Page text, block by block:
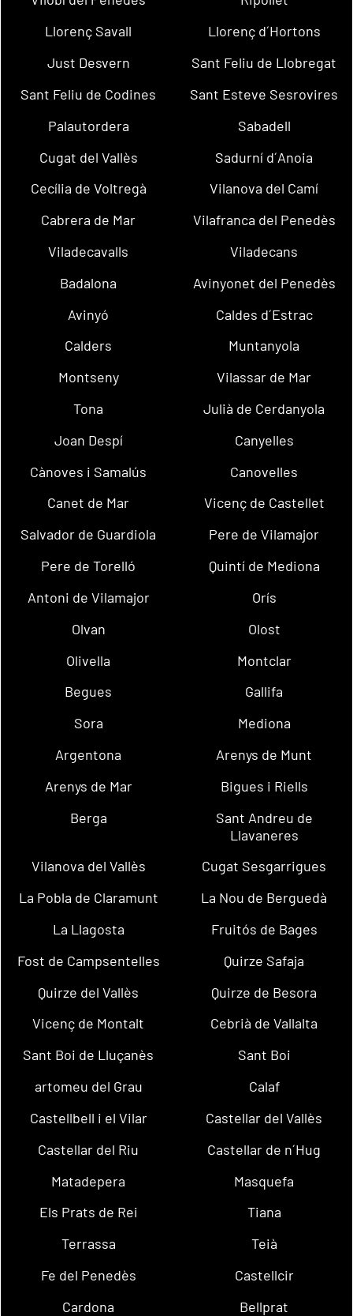
Llorenç Savall
Llorenç d´Hortons
Just Desvern
Sant Feliu de Llobregat
Sant Feliu de Codines
Sant Esteve Sesrovires
Palautordera
Sabadell
Cugat del Vallès
Sadurní d´Anoia
Cecília de Voltregà
Vilanova del Camí
Cabrera de Mar
Vilafranca del Penedès
Viladecavalls
Viladecans
Badalona
Avinyonet del Penedès
Avinyó
Caldes d´Estrac
Calders
Muntanyola
Montseny
Vilassar de Mar
Tona
Julià de Cerdanyola
Joan Despí
Canyelles
Cànoves i Samalús
Canovelles
Canet de Mar
Vicenç de Castellet
Salvador de Guardiola
Pere de Vilamajor
Pere de Torelló
Quintí de Mediona
Antoni de Vilamajor
Orís
Olvan
Olost
Olivella
Montclar
Begues
Gallifa
Sora
Mediona
Argentona
Arenys de Munt
Arenys de Mar
Bigues i Riells
Berga
Sant Andreu de
Llavaneres
Vilanova del Vallès
Cugat Sesgarrigues
La Pobla de Claramunt
La Nou de Berguedà
La Llagosta
Fruitós de Bages
Fost de Campsentelles
Quirze Safaja
Quirze del Vallès
Quirze de Besora
Vicenç de Montalt
Cebrià de Vallalta
Sant Boi de Lluçanès
Sant Boi
artomeu del Grau
Calaf
Castellbell i el Vilar
Castellar del Vallès
Castellar del Riu
Castellar de n´Hug
Matadepera
Masquefa
Els Prats de Rei
Tiana
Terrassa
Teià
Fe del Penedès
Castellcir
Cardona
Bellprat